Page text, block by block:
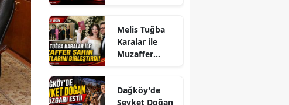
ediyor!
Melis Tuğba
Karalar ile
Muzaffer
Birleştirdi!
Dağköy'de
Şevket Doğan